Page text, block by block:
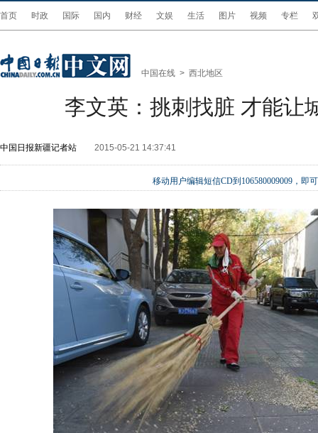
首页 时政 国际 国内 财经 文娱 生活 图片 视频 专栏
中国在线 > 西北地区
李文英：挑刺找脏 才能让
中国日报新疆记者站 2015-05-21 14:37:41
移动用户编辑短信CD到106580009009，即